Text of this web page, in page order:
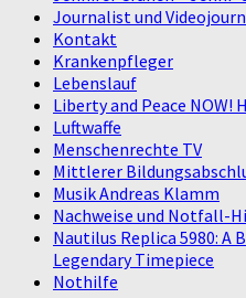
Journalist und
Kontakt
Krankenpfleger
Lebenslauf
Liberty and Peace NOW!
Luftwaffe
Menschenrechte TV
Mittlerer
Musik Andreas Klamm
Nachweise und Notfall-
Nautilus Replica 5980: A
Legendary Timepiece
Nothilfe